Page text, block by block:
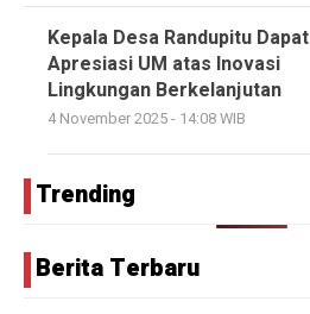
Kepala Desa Randupitu Dapat
Apresiasi UM atas Inovasi
Lingkungan Berkelanjutan
4 November 2025 - 14:08 WIB
Trending
Berita Terbaru